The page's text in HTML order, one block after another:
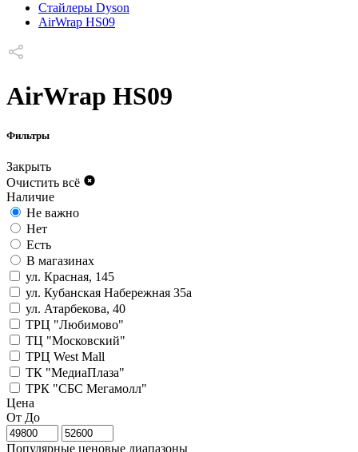
Стайлеры Dyson
AirWrap HS09
AirWrap HS09
Фильтры
Закрыть
Очистить всё
Наличие
Не важно
Нет
Есть
В магазинах
ул. Красная, 145
ул. Кубанская Набережная 35а
ул. Атарбекова, 40
ТРЦ "Любимово"
ТЦ "Московский"
ТРЦ West Mall
ТК "МедиаПлаза"
ТРК "СБС Мегамолл"
Цена
От До
Популярные ценовые диапазоны